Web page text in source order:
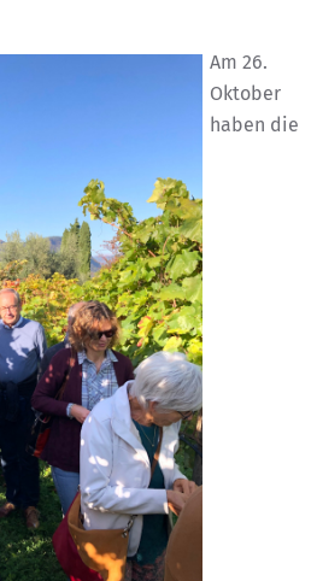
Am 26.
Oktober
haben die